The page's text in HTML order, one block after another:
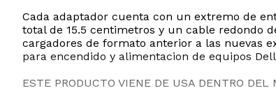
Cada adaptador cuenta con un extremo de
total de 15.5 centimetros y un cable redondo
cargadores de formato anterior a las nuevas
para encendido y alimentacion de equipos
ESTE PRODUCTO VIENE DE USA DENTRO